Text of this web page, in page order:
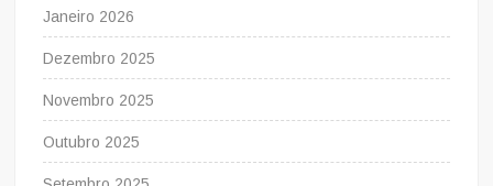
Janeiro 2026
Dezembro 2025
Novembro 2025
Outubro 2025